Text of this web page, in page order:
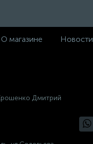
О магазине Новости
Дмитрий